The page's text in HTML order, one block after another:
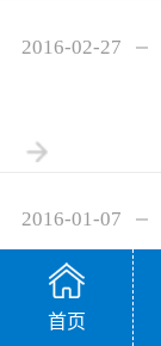
2016-02-27
2016-01-07
首页